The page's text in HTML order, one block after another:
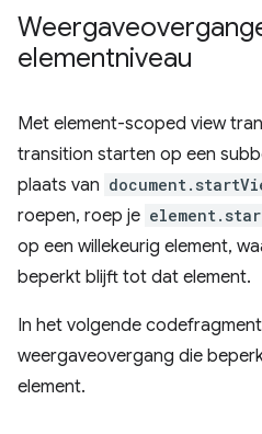
elementniveau
Met element-scoped view
transition starten op een
plaats van
roepen, roep je
op een willekeurig element,
beperkt blijft tot dat element.
In het volgende
weergaveovergang die
element.